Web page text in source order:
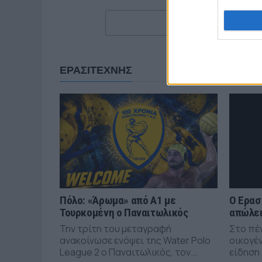
ΕΡΑΣΙΤΕΧΝΗΣ
Πόλο: «Άρωμα» από Α1 με
Τουρκομένη ο Παναιτωλικός
Την τρίτη του μεταγραφή
ανακοίνωσε ενόψει της Water Polo
League 2 ο Παναιτωλικός, τον...
Ο
Στο